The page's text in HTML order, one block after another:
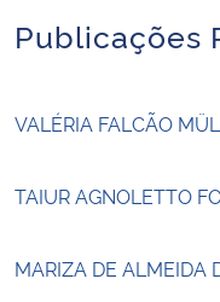
Publicações
VALÉRIA FALCÃO
TAIUR AGNOLETTO
MARIZA DE ALMEIDA